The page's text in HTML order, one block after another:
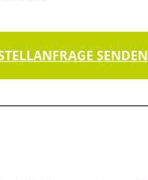
SENDEN